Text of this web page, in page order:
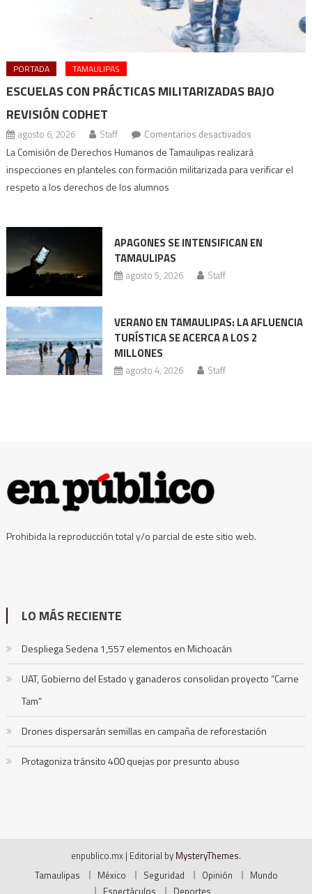
PORTADA TAMAULIPAS
ESCUELAS CON PRÁCTICAS MILITARIZADAS BAJO
REVISIÓN CODHET
agosto 6, 2026 Staff Comentarios desactivadosen
Escuelas
con
Codhet
La Comisión de Derechos Humanos de Tamaulipas realizará
inspecciones en planteles con formación militarizada para verificar el
respeto a los derechos de los alumnos
APAGONES SE INTENSIFICAN EN
TAMAULIPAS
agosto 5, 2026 Staff
VERANO EN TAMAULIPAS: LA AFLUENCIA
TURÍSTICA SE ACERCA A LOS 2
MILLONES
agosto 4, 2026 Staff
Prohibida la reproducción total y/o parcial de este sitio web.
LO MÁS RECIENTE
Despliega Sedena 1,557 elementos en Michoacán
UAT, Gobierno del Estado y ganaderos consolidan proyecto “Carne
Tam”
Drones dispersarán semillas en campaña de reforestación
Protagoniza tránsito 400 quejas por presunto abuso
enpublico.mx | Editorial by MysteryThemes.
Tamaulipas
México Seguridad Opinión
Mundo
Espectáculos
Deportes